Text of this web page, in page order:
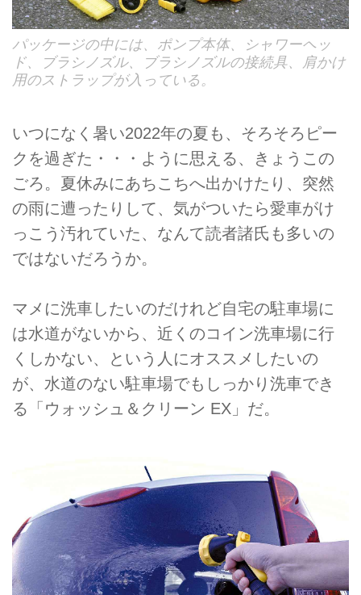
パッケージの中には、ポンプ本体、シャワーヘッ
ド、ブラシノズル、ブラシノズルの接続具、肩かけ
用のストラップが入っている。
いつになく暑い2022年の夏も、そろそろピー
クを過ぎた・・・ように思える、きょうこの
ごろ。夏休みにあちこちへ出かけたり、突然
の雨に遭ったりして、気がついたら愛車がけ
っこう汚れていた、なんて読者諸氏も多いの
ではないだろうか。
マメに洗車したいのだけれど自宅の駐車場に
は水道がないから、近くのコイン洗車場に行
くしかない、という人にオススメしたいの
が、水道のない駐車場でもしっかり洗車でき
る「ウォッシュ＆クリーン EX」だ。